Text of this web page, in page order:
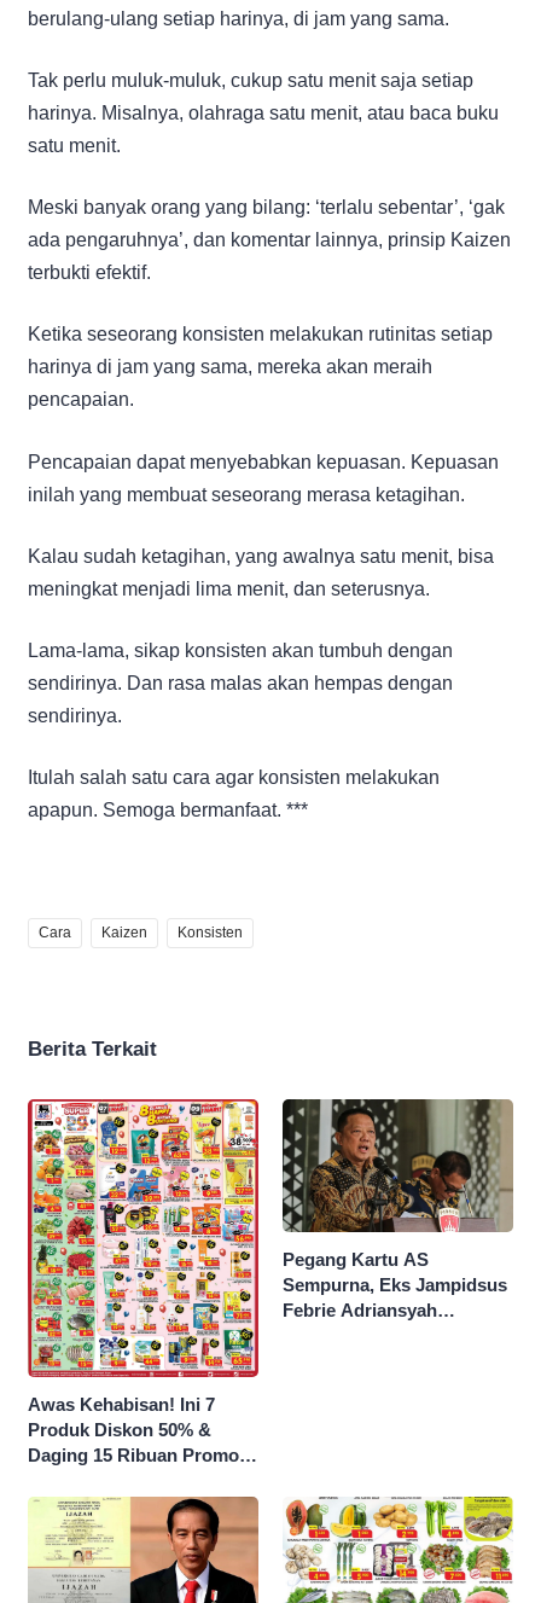
berulang-ulang setiap harinya, di jam yang sama.
Tak perlu muluk-muluk, cukup satu menit saja setiap
harinya. Misalnya, olahraga satu menit, atau baca buku
satu menit.
Meski banyak orang yang bilang: ‘terlalu sebentar’, ‘gak
ada pengaruhnya’, dan komentar lainnya, prinsip Kaizen
terbukti efektif.
Ketika seseorang konsisten melakukan rutinitas setiap
harinya di jam yang sama, mereka akan meraih
pencapaian.
Pencapaian dapat menyebabkan kepuasan. Kepuasan
inilah yang membuat seseorang merasa ketagihan.
Kalau sudah ketagihan, yang awalnya satu menit, bisa
meningkat menjadi lima menit, dan seterusnya.
Lama-lama, sikap konsisten akan tumbuh dengan
sendirinya. Dan rasa malas akan hempas dengan
sendirinya.
Itulah salah satu cara agar konsisten melakukan
apapun. Semoga bermanfaat. ***
Cara Kaizen Konsisten
Berita Terkait
Awas Kehabisan! Ini 7
Produk Diskon 50% &
Daging 15 Ribuan Promo
Malam Ini
Pegang Kartu AS
Sempurna, Eks Jampidsus
Febrie Adriansyah